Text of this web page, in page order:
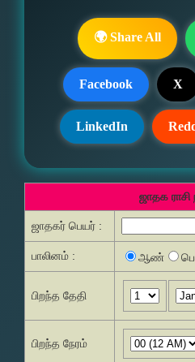
🌍 Share All
Facebook X
LinkedIn
ஜாதக
ஜாதகர் பெயர் :
பாலினம் : ஆண்
பிறந்த தேதி
பிறந்த நேரம்